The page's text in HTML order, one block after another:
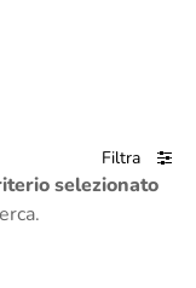
Filtra
selezionato